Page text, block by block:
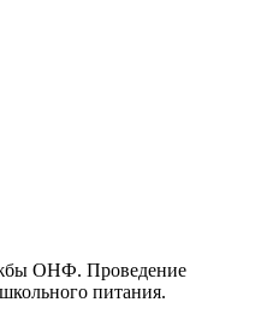
ОНФ. Проведение
питания.